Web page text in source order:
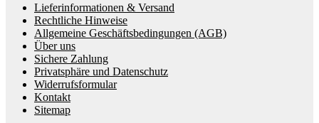
Lieferinformationen & Versand
Rechtliche Hinweise
Allgemeine Geschäftsbedingungen (AGB)
Über uns
Sichere Zahlung
Privatsphäre und Datenschutz
Widerrufsformular
Kontakt
Sitemap